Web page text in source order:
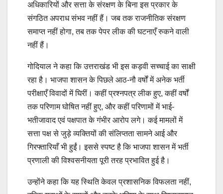
अधिकारियों और सत्ता के संरक्षण के बिना इस प्रकार के
संगठित अपराध संभव नहीं हैं। जब तक राजनीतिक संरक्षण
समाप्त नहीं होगा, तब तक पेपर लीक की घटनाएँ रुकने वाली
नहीं हैं।
गोदियाल ने कहा कि उत्तराखंड भी इस कड़वी सच्चाई का साक्षी
रहा है। भाजपा शासन के पिछले आठ-नौ वर्षों में अनेक भर्ती
परीक्षाएँ विवादों में घिरीं। कहीं प्रश्नपत्र लीक हुए, कहीं वर्षों
तक परिणाम घोषित नहीं हुए, और कहीं परिणामों में भाई-
भतीजावाद एवं पक्षपात के गंभीर आरोप लगे। कई मामलों में
सत्ता पक्ष से जुड़े व्यक्तियों की संलिप्तता सामने आई और
गिरफ्तारियाँ भी हुईं। इससे स्पष्ट है कि भाजपा शासन में भर्ती
प्रणाली की विश्वसनीयता पूरी तरह प्रभावित हुई है।
उन्होंने कहा कि यह स्थिति केवल प्रशासनिक विफलता नहीं,